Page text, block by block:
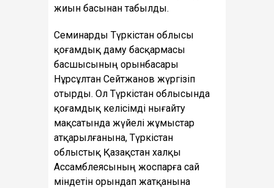
жиын басынан табылды.
Семинарды Түркістан облысы
қоғамдық даму басқармасы
басшысының орынбасары
Нұрсұлтан Сейтжанов жүргізіп
отырды. Ол Түркістан облысында
қоғамдық келісімді нығайту
мақсатында жүйелі жұмыстар
атқарылғанына, Түркістан
облыстық Қазақстан халқы
Ассамблеясының жоспарға сай
міндетін орындап жатқанына